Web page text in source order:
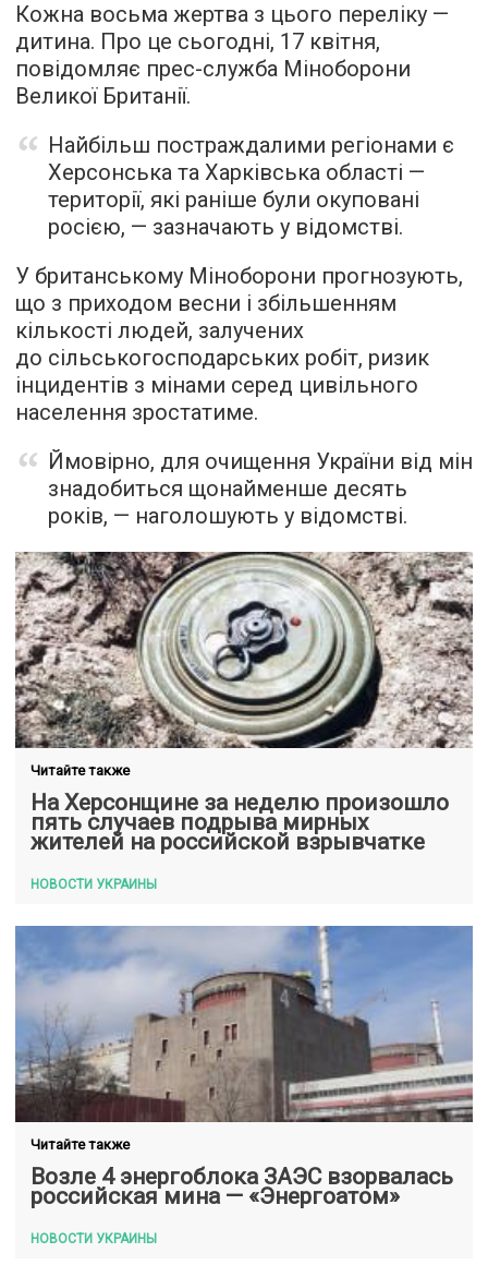
Кожна восьма жертва з цього переліку —
дитина. Про це сьогодні, 17 квітня,
повідомляє прес-служба Міноборони
Великої Британії.
Найбільш постраждалими регіонами є
Херсонська та Харківська області —
території, які раніше були окуповані
росією, — зазначають у відомстві.
У британському Міноборони прогнозують,
що з приходом весни і збільшенням
кількості людей, залучених
до сільськогосподарських робіт, ризик
інцидентів з мінами серед цивільного
населення зростатиме.
Ймовірно, для очищення України від мін
знадобиться щонайменше десять
років, — наголошують у відомстві.
Читайте также
На Херсонщине за неделю произошло
пять случаев подрыва мирных
жителей на российской взрывчатке
НОВОСТИ УКРАИНЫ
Читайте также
Возле 4 энергоблока ЗАЭС взорвалась
российская мина — «Энергоатом»
НОВОСТИ УКРАИНЫ